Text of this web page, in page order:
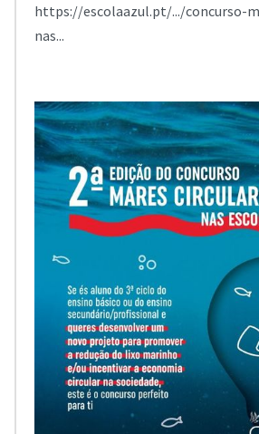
https://escolaazul.pt/.../concurso-
nas...